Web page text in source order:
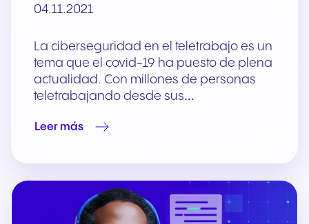
04.11.2021
La ciberseguridad en el teletrabajo es un
tema que el covid-19 ha puesto de plena
actualidad. Con millones de personas
teletrabajando desde sus…
Leer más